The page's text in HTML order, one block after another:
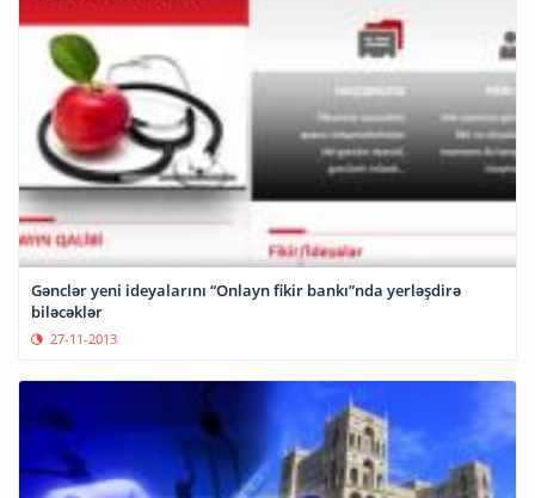
Gənclər yeni ideyalarını “Onlayn fikir bankı”nda yerləşdirə
biləcəklər
27-11-2013